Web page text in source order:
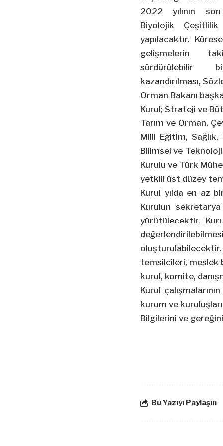
2022 yılının
Biyolojik
yapılacaktır.
gelişmelerin
sürdürülebilir
kazandırılması,
Orman Bakanı
Kurul; Strateji ve
Tarım ve Orman,
Milli Eğitim,
Bilimsel ve
Kurulu ve Türk
yetkili üst düzey
Kurul yılda en az
Kurulun
yürütülecektir.
temsilcileri, meslek
kurul, komite,
Kurul
kurum ve
Bilgilerini ve
Bu Yazıyı Paylaşın